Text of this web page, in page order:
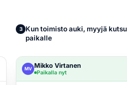
3
Kun toimisto auki, myyjä
paikalle
MV Mikko Virtanen
Paikalla nyt